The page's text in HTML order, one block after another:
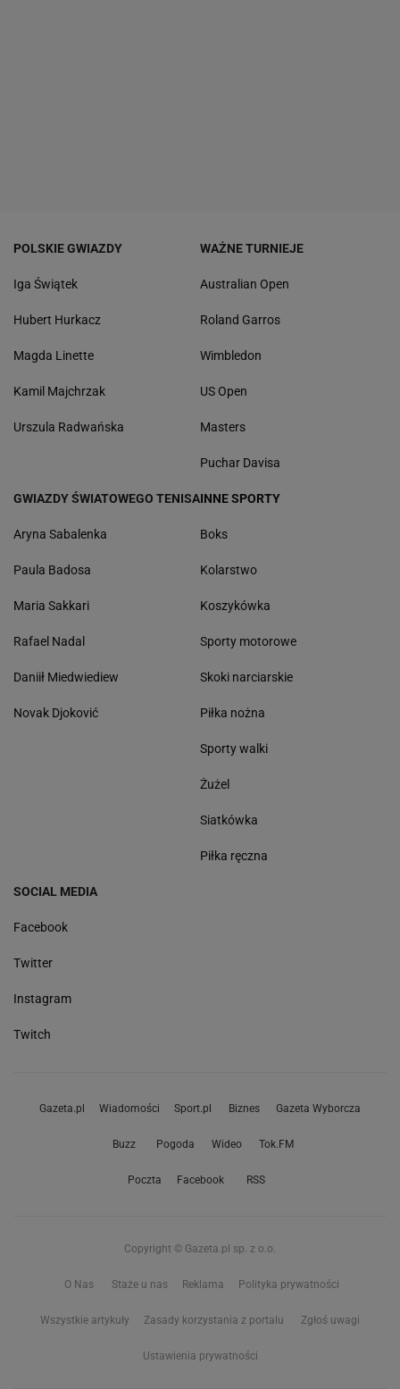
POLSKIE GWIAZDY
Iga Świątek
Hubert Hurkacz
Magda Linette
Kamil Majchrzak
Urszula Radwańska
WAŻNE TURNIEJE
Australian Open
Roland Garros
Wimbledon
US Open
Masters
Puchar Davisa
GWIAZDY ŚWIATOWEGO TENISA
Aryna Sabalenka
Paula Badosa
Maria Sakkari
Rafael Nadal
Daniił Miedwiediew
Novak Djoković
INNE SPORTY
Boks
Kolarstwo
Koszykówka
Sporty motorowe
Skoki narciarskie
Piłka nożna
Sporty walki
Żużel
Siatkówka
Piłka ręczna
SOCIAL MEDIA
Facebook
Twitter
Instagram
Twitch
Gazeta.pl Wiadomości Sport.pl Biznes Gazeta Wyborcza
Buzz Pogoda Wideo Tok.FM
Poczta Facebook RSS
Copyright © Gazeta.pl sp. z o.o.
O Nas Staże u nas Reklama Polityka prywatności
Wszystkie artykuły Zasady korzystania z portalu Zgłoś uwagi
Ustawienia prywatności